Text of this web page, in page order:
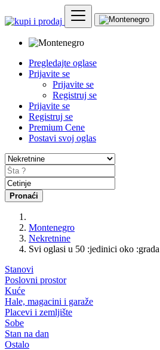
Pregledajte oglase
Prijavite se
Prijavite se
Registruj se
Prijavite se
Registruj se
Premium Cene
Postavi svoj oglas
Pronaći
Montenegro
Nekretnine
Svi oglasi u 50 :jedinici oko :grada
Stanovi
Poslovni prostor
Kuće
Hale, magacini i garaže
Placevi i zemljište
Sobe
Stan na dan
Ostalo